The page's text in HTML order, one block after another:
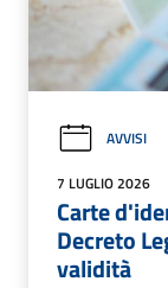
AVVISI
7 LUGLIO 2026
Carte
Decreto
validità